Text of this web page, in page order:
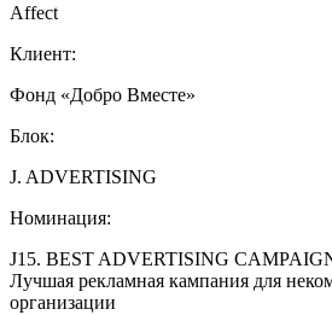
Affect
Клиент:
Фонд «Добро Вместе»
Блок:
J. ADVERTISING
Номинация:
J15. BEST ADVERTISING
Лучшая рекламная кампания для
организации